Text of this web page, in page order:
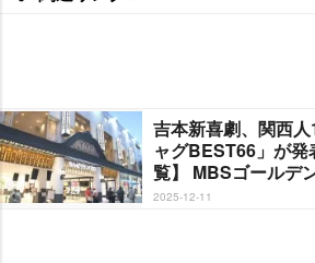
吉本新喜劇、関西
ャグBEST66」が
覧】 MBSゴールデ
2025-12-11